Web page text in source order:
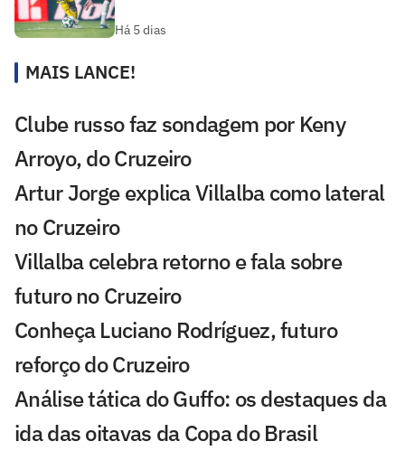
Há 5 dias
MAIS LANCE!
Clube russo faz sondagem por Keny
Arroyo, do Cruzeiro
Artur Jorge explica Villalba como lateral
no Cruzeiro
Villalba celebra retorno e fala sobre
futuro no Cruzeiro
Conheça Luciano Rodríguez, futuro
reforço do Cruzeiro
Análise tática do Guffo: os destaques da
ida das oitavas da Copa do Brasil